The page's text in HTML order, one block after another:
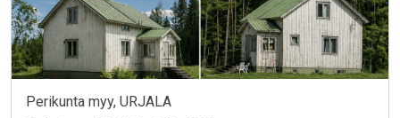
Perikunta myy, URJALA